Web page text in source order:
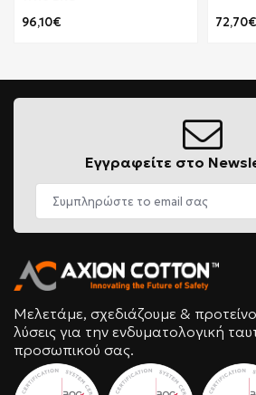
96,10€ 72,70€
Εγγραφείτε στο
Μελετάμε, σχεδιάζουμε &
λύσεις για την ενδυματολογική
προσωπικού σας.